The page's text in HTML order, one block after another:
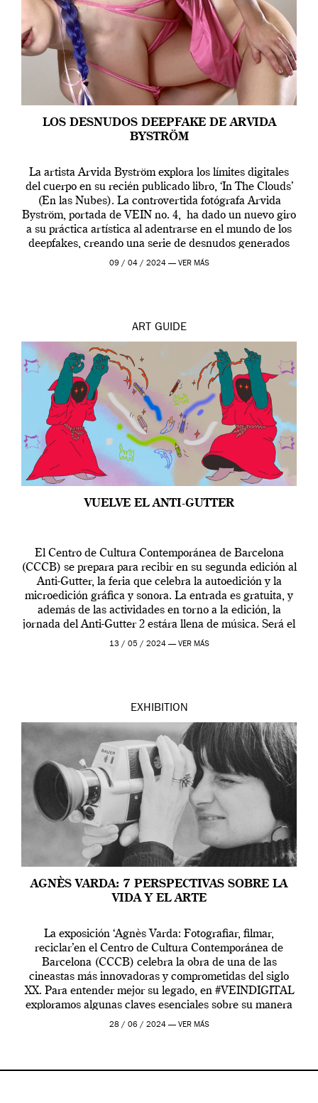
LOS DESNUDOS DEEPFAKE DE ARVIDA
BYSTRÖM
La artista Arvida Byström explora los límites digitales
del cuerpo en su recién publicado libro, ‘In The Clouds’
(En las Nubes). La controvertida fotógrafa Arvida
Byström, portada de VEIN no. 4, ha dado un nuevo giro
a su práctica artística al adentrarse en el mundo de los
deepfakes, creando una serie de desnudos generados
por […]
09 / 04 / 2024 — VER MÁS
ART GUIDE
VUELVE EL ANTI-GUTTER
El Centro de Cultura Contemporánea de Barcelona
(CCCB) se prepara para recibir en su segunda edición al
Anti-Gutter, la feria que celebra la autoedición y la
microedición gráfica y sonora. La entrada es gratuita, y
además de las actividades en torno a la edición, la
jornada del Anti-Gutter 2 estára llena de música. Será el
[…]
13 / 05 / 2024 — VER MÁS
EXHIBITION
AGNÈS VARDA: 7 PERSPECTIVAS SOBRE LA
VIDA Y EL ARTE
La exposición ‘Agnès Varda: Fotografiar, filmar,
reciclar’en el Centro de Cultura Contemporánea de
Barcelona (CCCB) celebra la obra de una de las
cineastas más innovadoras y comprometidas del siglo
XX. Para entender mejor su legado, en #VEINDIGITAL
exploramos algunas claves esenciales sobre su manera
de entender la vida, el cine y el arte contemporáneo.
28 / 06 / 2024 — VER MÁS